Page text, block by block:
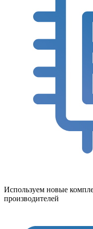
Используем новые
производителей